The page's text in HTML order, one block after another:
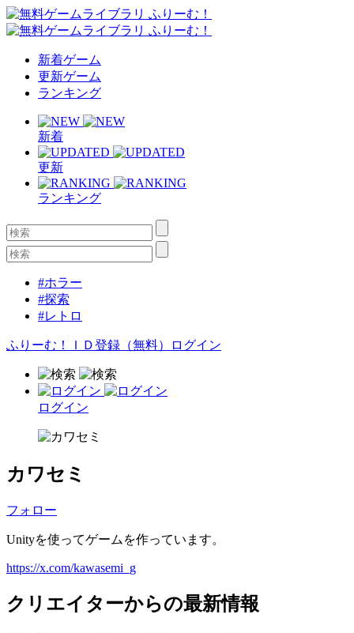
新着ゲーム
更新ゲーム
ランキング
新着
更新
ランキング
#ホラー
#探索
#レトロ
ふりーむ！ＩＤ登録（無料） ログイン
ログイン
カワセミ
フォロー
Unityを使ってゲームを作っています。
https://x.com/kawasemi_g
クリエイターからの最新情報